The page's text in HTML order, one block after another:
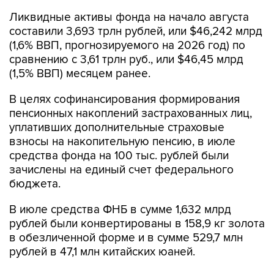
Ликвидные активы фонда на начало августа
составили 3,693 трлн рублей, или $46,242 млрд
(1,6% ВВП, прогнозируемого на 2026 год) по
сравнению с 3,61 трлн руб., или $46,45 млрд
(1,5% ВВП) месяцем ранее.
В целях софинансирования формирования
пенсионных накоплений застрахованных лиц,
уплативших дополнительные страховые
взносы на накопительную пенсию, в июле
средства фонда на 100 тыс. рублей были
зачислены на единый счет федерального
бюджета.
В июле средства ФНБ в сумме 1,632 млрд
рублей были конвертированы в 158,9 кг золота
в обезличенной форме и в сумме 529,7 млн
рублей в 47,1 млн китайских юаней.